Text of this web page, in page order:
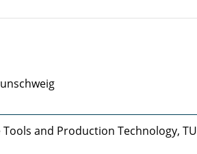
and Production Technology, TU